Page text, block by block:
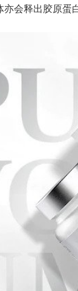
会释出胶原蛋